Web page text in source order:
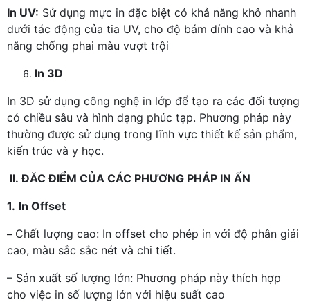
In UV: Sử dụng mực in đặc biệt có khả năng khô nhanh
dưới tác động của tia UV, cho độ bám dính cao và khả
năng chống phai màu vượt trội
In 3D
In 3D sử dụng công nghệ in lớp để tạo ra các đối tượng
có chiều sâu và hình dạng phúc tạp. Phương pháp này
thường được sử dụng trong lĩnh vực thiết kế sản phẩm,
kiến trúc và y học.
II. ĐĂC ĐIỂM CỦA CÁC PHƯƠNG PHÁP IN ẤN
1. In Offset
– Chất lượng cao: In offset cho phép in với độ phân giải
cao, màu sắc sắc nét và chi tiết.
– Sản xuất số lượng lớn: Phương pháp này thích hợp
cho việc in số lượng lớn với hiệu suất cao